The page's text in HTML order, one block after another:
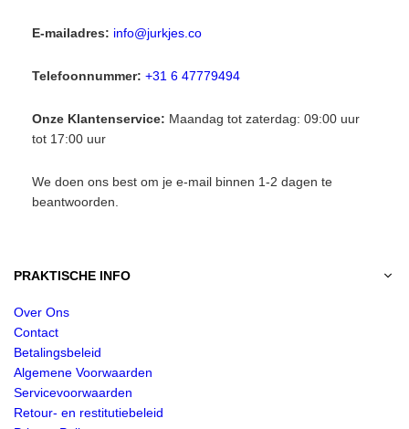
E-mailadres: info@jurkjes.co
Telefoonnummer: +31 6 47779494
Onze Klantenservice: Maandag tot zaterdag: 09:00 uur
tot 17:00 uur
We doen ons best om je e-mail binnen 1-2 dagen te
beantwoorden.
PRAKTISCHE INFO
Over Ons
Contact
Betalingsbeleid
Algemene Voorwaarden
Servicevoorwaarden
Retour- en restitutiebeleid